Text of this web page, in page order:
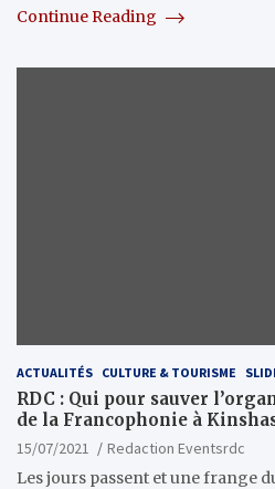
Continue Reading
ACTUALITÉS CULTURE & TOURISME
RDC : Qui pour sauver
de la Francophonie à
15/07/2021
Redaction Eventsrdc
Les jours passent et une frange